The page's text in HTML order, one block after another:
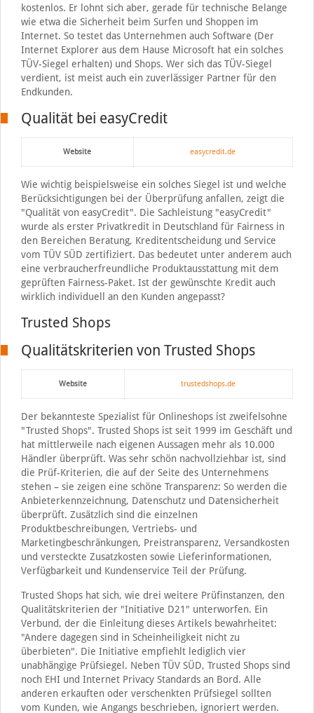
kostenlos. Er lohnt sich aber, gerade für technische Belange
wie etwa die Sicherheit beim Surfen und Shoppen im
Internet. So testet das Unternehmen auch Software (Der
Internet Explorer aus dem Hause Microsoft hat ein solches
TÜV-Siegel erhalten) und Shops. Wer sich das TÜV-Siegel
verdient, ist meist auch ein zuverlässiger Partner für den
Endkunden.
Qualität bei easyCredit
Website easycredit.de
Wie wichtig beispielsweise ein solches Siegel ist und welche
Berücksichtigungen bei der Überprüfung anfallen, zeigt die
"Qualität von easyCredit". Die Sachleistung "easyCredit"
wurde als erster Privatkredit in Deutschland für Fairness in
den Bereichen Beratung, Kreditentscheidung und Service
vom TÜV SÜD zertifiziert. Das bedeutet unter anderem auch
eine verbraucherfreundliche Produktausstattung mit dem
geprüften Fairness-Paket. Ist der gewünschte Kredit auch
wirklich individuell an den Kunden angepasst?
Trusted Shops
Qualitätskriterien von Trusted Shops
Website trustedshops.de
Der bekannteste Spezialist für Onlineshops ist zweifelsohne
"Trusted Shops". Trusted Shops ist seit 1999 im Geschäft und
hat mittlerweile nach eigenen Aussagen mehr als 10.000
Händler überprüft. Was sehr schön nachvollziehbar ist, sind
die Prüf-Kriterien, die auf der Seite des Unternehmens
stehen – sie zeigen eine schöne Transparenz: So werden die
Anbieterkennzeichnung, Datenschutz und Datensicherheit
überprüft. Zusätzlich sind die einzelnen
Produktbeschreibungen, Vertriebs- und
Marketingbeschränkungen, Preistransparenz, Versandkosten
und versteckte Zusatzkosten sowie Lieferinformationen,
Verfügbarkeit und Kundenservice Teil der Prüfung.
Trusted Shops hat sich, wie drei weitere Prüfinstanzen, den
Qualitätskriterien der "Initiative D21" unterworfen. Ein
Verbund, der die Einleitung dieses Artikels bewahrheitet:
"Andere dagegen sind in Scheinheiligkeit nicht zu
überbieten". Die Initiative empfiehlt lediglich vier
unabhängige Prüfsiegel. Neben TÜV SÜD, Trusted Shops sind
noch EHI und Internet Privacy Standards an Bord. Alle
anderen erkauften oder verschenkten Prüfsiegel sollten
vom Kunden, wie Angangs beschrieben, ignoriert werden.